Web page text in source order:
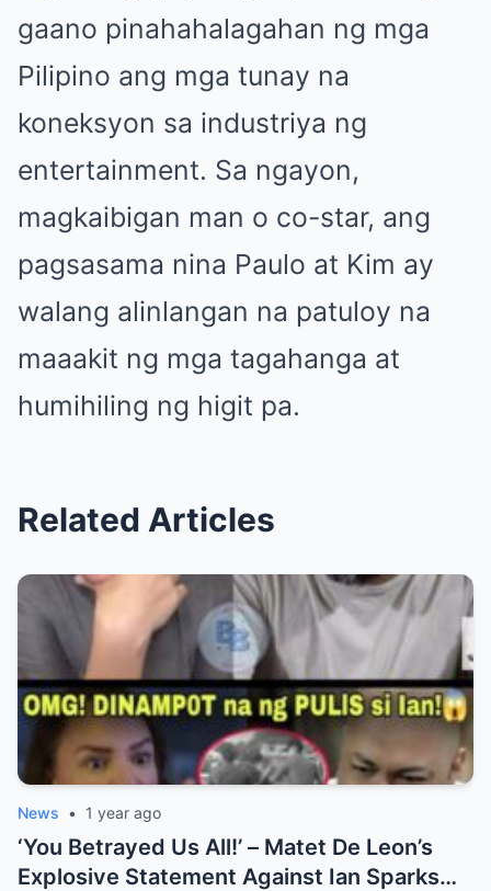
gaano pinahahalagahan ng mga
Pilipino ang mga tunay na
koneksyon sa industriya ng
entertainment. Sa ngayon,
magkaibigan man o co-star, ang
pagsasama nina Paulo at Kim ay
walang alinlangan na patuloy na
maaakit ng mga tagahanga at
humihiling ng higit pa.
Related Articles
News • 1 year ago
‘You Betrayed Us All!’ – Matet De Leon’s
Explosive Statement Against Ian Sparks